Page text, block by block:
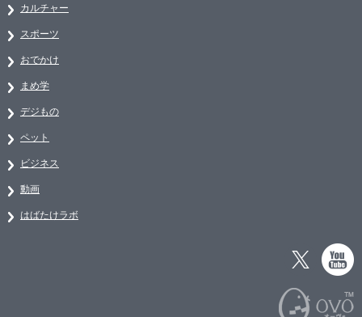
カルチャー
スポーツ
おでかけ
まめ学
デジもの
ペット
ビジネス
動画
はばたけラボ